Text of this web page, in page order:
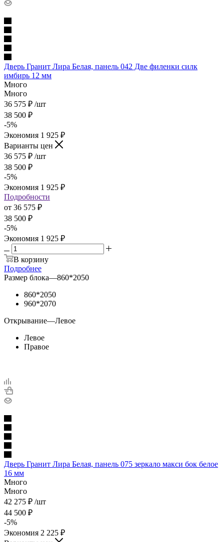
Дверь Гранит Лира Белая, панель 042 Две филенки силк
имбирь 12 мм
Много
Много
36 575 ₽ /шт
38 500 ₽
-5%
Экономия 1 925 ₽
Варианты цен
36 575 ₽ /шт
38 500 ₽
-5%
Экономия 1 925 ₽
Подробности
от 36 575 ₽
38 500 ₽
-5%
Экономия 1 925 ₽
В корзину
Подробнее
Размер блока—860*2050
860*2050
960*2070
Открывание—Левое
Левое
Правое
Дверь Гранит Лира Белая, панель 075 зеркало макси бок белое
16 мм
Много
Много
42 275 ₽ /шт
44 500 ₽
-5%
Экономия 2 225 ₽